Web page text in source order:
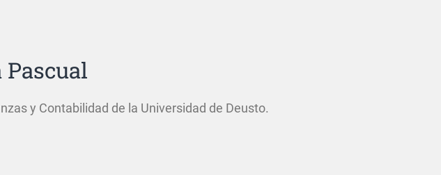
Pascual
y Contabilidad de la Universidad de Deusto.